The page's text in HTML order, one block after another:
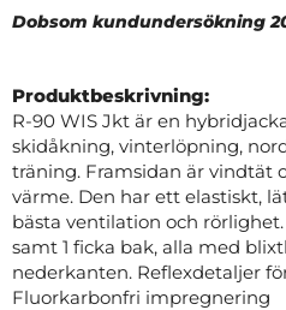
Dobsom kundundersökning
Produktbeskrivning:
R-90 WIS Jkt är en
skidåkning, vinterlöpning,
träning. Framsidan är vindtät
värme. Den har ett elastiskt,
bästa ventilation och
samt 1 ficka bak, alla med
nederkanten. Reflexdetaljer
Fluorkarbonfri impregnering